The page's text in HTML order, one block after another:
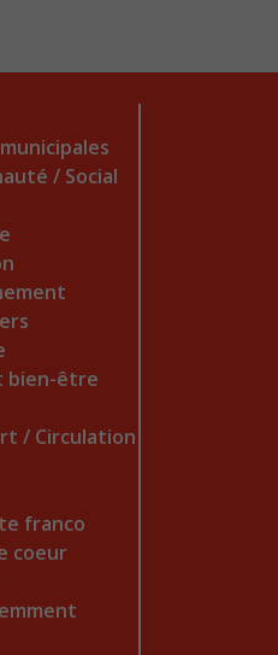
/ Social
bien-être
/ Circulation
franco
coeur